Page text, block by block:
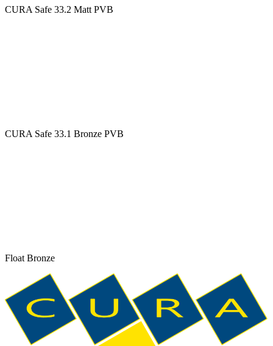
CURA Safe 33.2 Matt PVB
CURA Safe 33.1 Bronze PVB
Float Bronze